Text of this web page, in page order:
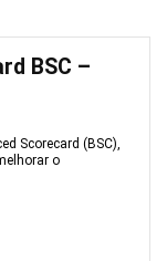
BSC –
Scorecard (BSC),
o